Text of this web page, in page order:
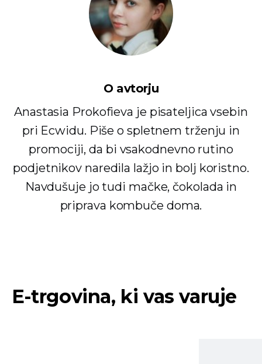
O avtorju
Anastasia Prokofieva je pisateljica vsebin
pri Ecwidu. Piše o spletnem trženju in
promociji, da bi vsakodnevno rutino
podjetnikov naredila lažjo in bolj koristno.
Navdušuje jo tudi mačke, čokolada in
priprava kombuče doma.
E-trgovina, ki vas varuje